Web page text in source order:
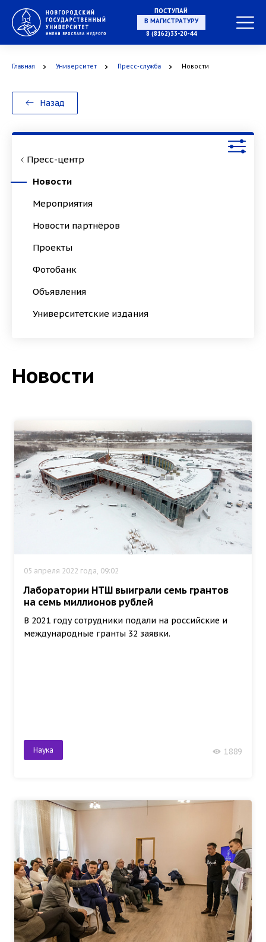
ПОСТУПАЙ
НА СПЕЦИАЛИТЕТ
8 (8162)33-20-44
Главная Университет Пресс-служба Новости
Назад
Пресс-центр
Новости
Мероприятия
Новости партнёров
Проекты
Фотобанк
Объявления
Университетские издания
Новости
05 апреля 2022 года, 09:02
Лаборатории НТШ выиграли семь грантов
на семь миллионов рублей
В 2021 году сотрудники подали на российские и
международные гранты 32 заявки.
Наука 1889